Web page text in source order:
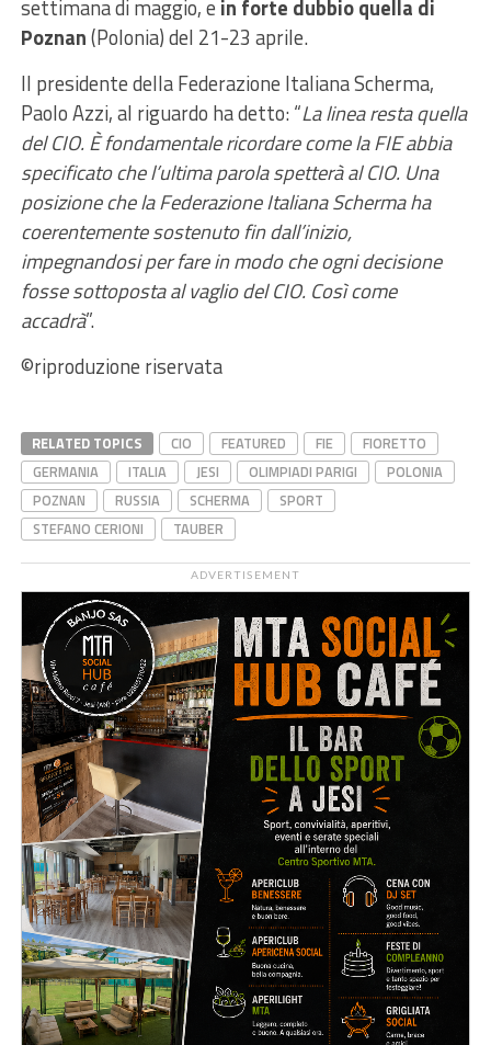
settimana di maggio, e in forte dubbio quella di
Poznan(Polonia) del 21-23 aprile.
Il presidente della Federazione Italiana Scherma,
Paolo Azzi, al riguardo ha detto: “La linea resta quella
del CIO. È fondamentale ricordare come la FIE abbia
specificato che l’ultima parola spetterà al CIO. Una
posizione che la Federazione Italiana Scherma ha
coerentemente sostenuto fin dall’inizio,
impegnandosi per fare in modo che ogni decisione
fosse sottoposta al vaglio del CIO. Così come
accadrà”.
©riproduzione riservata
RELATED TOPICS CIO FEATURED FIE
FIORETTO
GERMANIA
ITALIA JESI OLIMPIADI PARIGI
POLONIA
POZNAN
RUSSIA SCHERMA
SPORT
STEFANO CERIONI
TAUBER
ADVERTISEMENT